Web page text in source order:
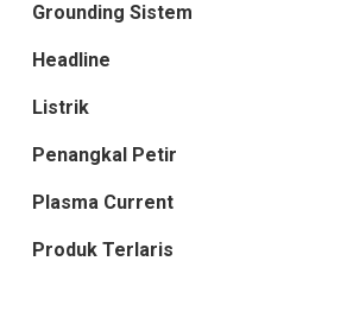
Grounding Sistem
Headline
Listrik
Penangkal Petir
Plasma Current
Produk Terlaris